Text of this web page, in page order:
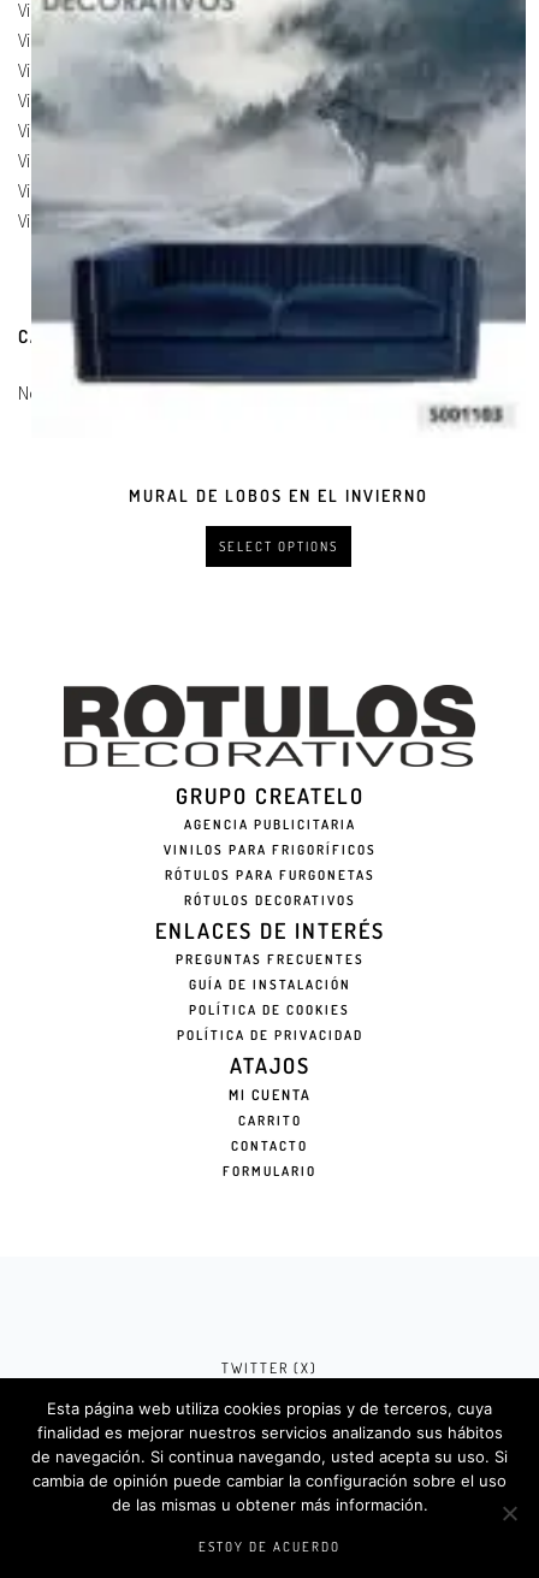
MURAL DE LOBOS EN EL INVIERNO
SELECT OPTIONS
Vinilos de Pegatinas (9)
Vinilos Para Armarios
Vinilos Para Coches(21)
Vinilos Para Frigorificos
(11)
Vinilos Para Paredes
(8)
Vinilos Para Puertas
Vinilos Para Suelos
Vinilos Para Vidrios
CARRITO DE COMPRAS
No hay productos en el carrito.
GRUPO CREATELO
AGENCIA PUBLICITARIA
VINILOS PARA FRIGORÍFICOS
RÓTULOS PARA FURGONETAS
RÓTULOS DECORATIVOS
ENLACES DE INTERÉS
PREGUNTAS FRECUENTES
GUÍA DE INSTALACIÓN
POLÍTICA DE COOKIES
POLÍTICA DE PRIVACIDAD
ATAJOS
MI CUENTA
CARRITO
CONTACTO
FORMULARIO
TWITTER (X)
FACEBOOK (META)
INSTAGRAM
Rotulosdecorativos.com © 2024. Diseño &
Codigos porCreatelo.com.es
Esta página web utiliza cookies propias y de terceros, cuya
finalidad es mejorar nuestros servicios analizando sus hábitos
de navegación. Si continua navegando, usted acepta su uso. Si
cambia de opinión puede cambiar la configuración sobre el uso
de las mismas u obtener más información.
ESTOY DE ACUERDO